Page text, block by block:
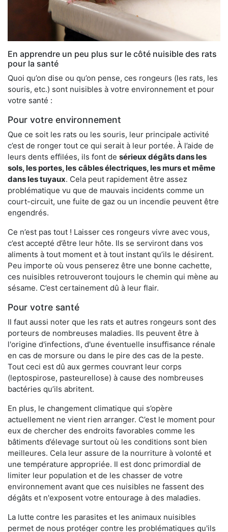
En apprendre un peu plus sur le côté nuisible des rats
pour la santé
Quoi qu’on dise ou qu’on pense, ces rongeurs (les rats, les
souris, etc.) sont nuisibles à votre environnement et pour
votre santé :
Pour votre environnement
Que ce soit les rats ou les souris, leur principale activité
c’est de ronger tout ce qui serait à leur portée. À l’aide de
leurs dents effilées, ils font de sérieux dégâts dans les
sols, les portes, les câbles électriques, les murs et même
dans les tuyaux. Cela peut rapidement être assez
problématique vu que de mauvais incidents comme un
court-circuit, une fuite de gaz ou un incendie peuvent être
engendrés.
Ce n’est pas tout ! Laisser ces rongeurs vivre avec vous,
c’est accepté d’être leur hôte. Ils se serviront dans vos
aliments à tout moment et à tout instant qu’ils le désirent.
Peu importe où vous penserez être une bonne cachette,
ces nuisibles retrouveront toujours le chemin qui mène au
sésame. C’est certainement dû à leur flair.
Pour votre santé
Il faut aussi noter que les rats et autres rongeurs sont des
porteurs de nombreuses maladies. Ils peuvent être à
l'origine d'infections, d'une éventuelle insuffisance rénale
en cas de morsure ou dans le pire des cas de la peste.
Tout ceci est dû aux germes couvrant leur corps
(leptospirose, pasteurellose) à cause des nombreuses
bactéries qu’ils abritent.
En plus, le changement climatique qui s’opère
actuellement ne vient rien arranger. C’est le moment pour
eux de chercher des endroits favorables comme les
bâtiments d’élevage surtout où les conditions sont bien
meilleures. Cela leur assure de la nourriture à volonté et
une température appropriée. Il est donc primordial de
limiter leur population et de les chasser de votre
environnement avant que ces nuisibles ne fassent des
dégâts et n'exposent votre entourage à des maladies.
La lutte contre les parasites et les animaux nuisibles
permet de nous protéger contre les problématiques qu'ils